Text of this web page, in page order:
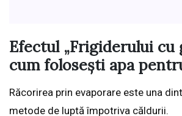
Efectul „Frigiderului cu
cum folosești apa
Răcorirea prin evaporare este una
metode de luptă împotriva căldurii.